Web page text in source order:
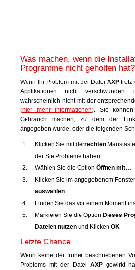
Was machen, wenn die
Programme nicht geholfen hat?
Wenn Ihr Problem mit der Datei AXPtrotz
Applikationen nicht
wahrscheinlich nicht mit der
(hier mehr Informationen). Sie können
Gebrauch machen, zu dem der
angegeben wurde, oder die folgenden
Klicken Sie mit derrechten
der Sie Probleme haben
Wählen Sie die Option Öffnen mit…
Klicken Sie im angegebenem Fenster
auswählen
Finden Sie das vor einem Moment
Markieren Sie die Option Dieses
Dateien nutzen und Klicken OK
Letzte Chance
Wenn keine der früher beschriebenen
Problems mit der Datei AXPgewirkt